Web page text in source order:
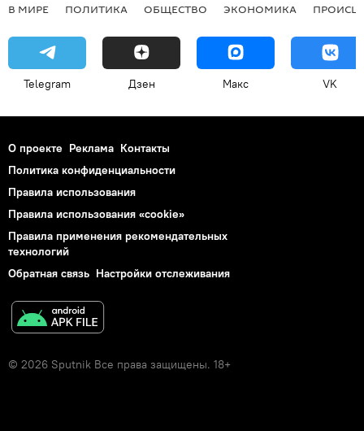
В МИРЕ ПОЛИТИКА ОБЩЕСТВО ЭКОНОМИКА
Telegram Дзен Макс VK
О проекте Реклама Контакты
Политика конфиденциальности
Правила использования
Правила использования «cookie»
Правила применения рекомендательных
технологий
Обратная связь Настройки отслеживания
© 2026 Sputnik Все права защищены. 18+